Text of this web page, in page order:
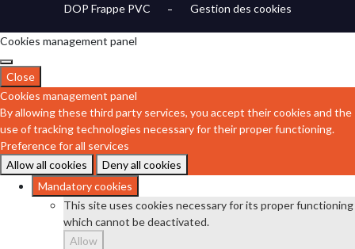
DOP Frappe PVC
Gestion des cookies
Cookies management panel
Close
Cookies management panel
By allowing these third party services, you accept their cookies and the
use of tracking technologies necessary for their proper functioning.
Preference for all services
Allow all cookies
Deny all cookies
Mandatory cookies
This site uses cookies necessary for its proper functioning
which cannot be deactivated.
Allow